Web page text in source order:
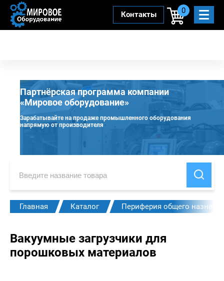
Контакты 0
Партнёрская программа компании
«Мировое оборудование»
Зарабатывайте на продаже промышленного оборудования
напрямую от производителя
Главная Каталог Периферия общего
Вакуумные загрузчики для
порошковых материалов